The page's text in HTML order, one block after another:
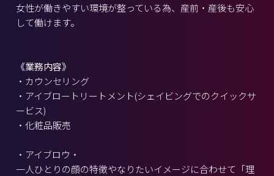
女性が働きやすい環境が整っている為、産前・産後も安心
して働けます。
《業務内容》
・カウンセリング
・アイブロートリートメント(シェイビングでのクイックサ
ービス)
・化粧品販売
・アイブロウ・
一人ひとりの顔の特徴やなりたいイメージに合わせて「理